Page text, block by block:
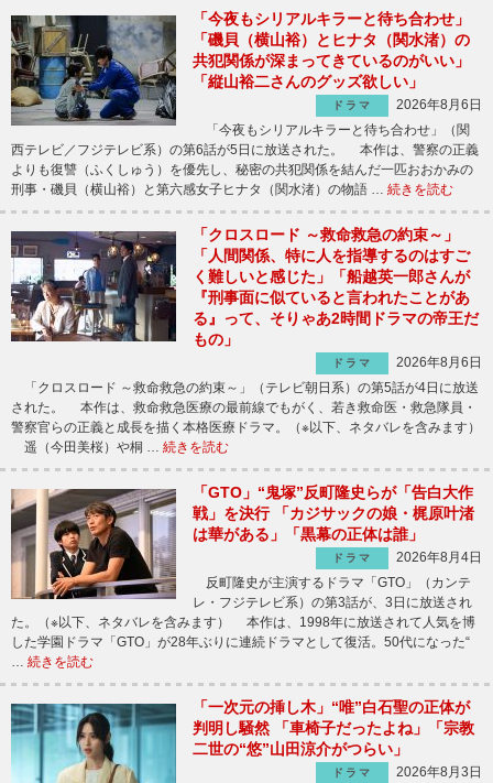
「今夜もシリアルキラーと待ち合わせ」
「磯貝（横山裕）とヒナタ（関水渚）の
共犯関係が深まってきているのがいい」
「縦山裕二さんのグッズ欲しい」
ドラマ
2026年8月6日
「今夜もシリアルキラーと待ち合わせ」（関
西テレビ／フジテレビ系）の第6話が5日に放送された。 本作は、警察の正義
よりも復讐（ふくしゅう）を優先し、秘密の共犯関係を結んだ一匹おおかみの
刑事・磯貝（横山裕）と第六感女子ヒナタ（関水渚）の物語 … 続きを読む
「クロスロード ～救命救急の約束～」
「人間関係、特に人を指導するのはすご
く難しいと感じた」「船越英一郎さんが
『刑事面に似ていると言われたことがあ
る』って、そりゃあ2時間ドラマの帝王だ
もの」
ドラマ
2026年8月6日
「クロスロード ～救命救急の約束～」（テレビ朝日系）の第5話が4日に放送
された。 本作は、救命救急医療の最前線でもがく、若き救命医・救急隊員・
警察官らの正義と成長を描く本格医療ドラマ。（※以下、ネタバレを含みます）
遥（今田美桜）や桐 … 続きを読む
「GTO」“鬼塚”反町隆史らが「告白大作
戦」を決行 「カジサックの娘・梶原叶渚
は華がある」「黒幕の正体は誰」
ドラマ
2026年8月4日
反町隆史が主演するドラマ「GTO」（カンテ
レ・フジテレビ系）の第3話が、3日に放送され
た。（※以下、ネタバレを含みます） 本作は、1998年に放送されて人気を博
した学園ドラマ「GTO」が28年ぶりに連続ドラマとして復活。50代になった“
… 続きを読む
「一次元の挿し木」“唯”白石聖の正体が
判明し騒然 「車椅子だったよね」「宗教
二世の“悠”山田涼介がつらい」
ドラマ
2026年8月3日